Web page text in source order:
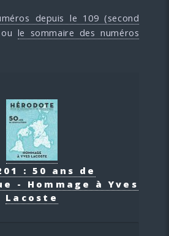
depuis le 109 (second
ou le sommaire des numéros
: 50 ans de
- Hommage à Yves
Lacoste